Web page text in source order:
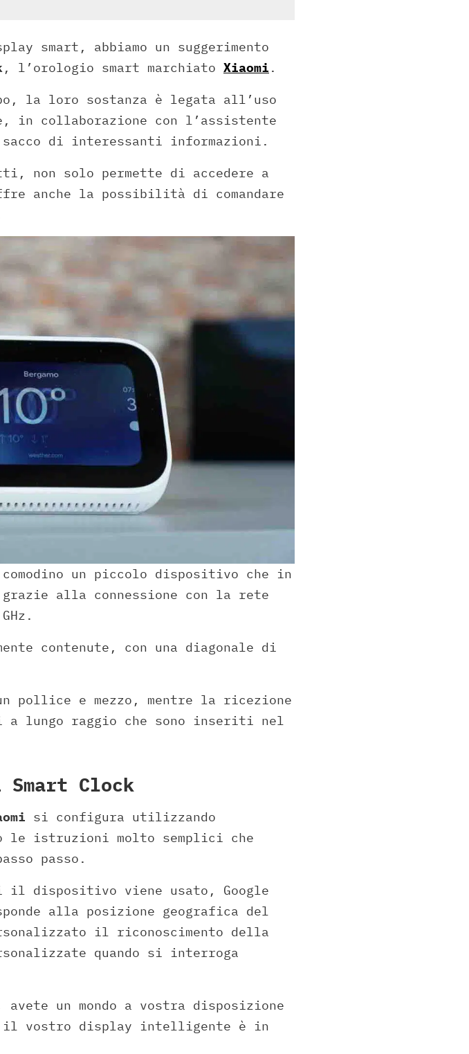
smart, abbiamo un suggerimento
, l’orologio smart marchiato Xiaomi .
la loro sostanza è legata all’uso
collaborazione con l’assistente
di interessanti informazioni.
non solo permette di accedere a
anche la possibilità di comandare
un piccolo dispositivo che in
alla connessione con la rete
contenute, con una diagonale di
pollice e mezzo, mentre la ricezione
a lungo raggio che sono inseriti nel
Clock
si configura utilizzando
le istruzioni molto semplici che
passo.
dispositivo viene usato, Google
alla posizione geografica del
il riconoscimento della
quando si interroga
un mondo a vostra disposizione
il vostro display intelligente è in